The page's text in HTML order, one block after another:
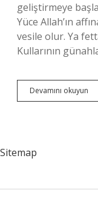
geliştirmeye
Yüce Allah’ın
vesile olur. Ya
Kullarının
Devamını okuyun
Sitemap